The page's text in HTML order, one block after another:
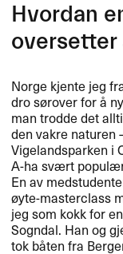
Hvordan
oversetter
Norge kjente jeg
dro s​ø​rover for ​å
man trodde det
den vakre naturen
Vigelandsparken i
A-ha sv​æ​rt
En av
ø​yte-masterclass
jeg som kokk for
Sogndal. Han og
tok b​å​ten fra